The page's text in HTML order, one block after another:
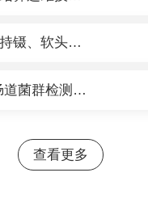
眼科-末端抓持镊、软头移液手柄、内界膜镊等眼科耗材/手术器械 市场调研
华创启德-“肠道菌群检测+肠菌制备”项目市场调研
查看更多